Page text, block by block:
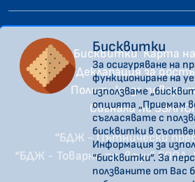
Бисквитки Карта
Декларация за
Политика за
Сигнали по
“БДЖ - Пътнически
“БДЖ - Товарни превози” ЕООД
Бисквитки
За осигуряване на
функциониране на
използваме
опцията „Приемам
съгласявате с
бисквитки в
Информация за
“бисквитки”. За
ползваните от Вас